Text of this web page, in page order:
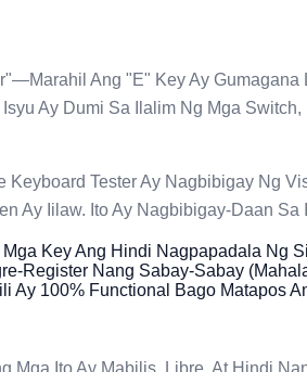
Ang "E" Key Ay Gumagana
Ay Dumi Sa Ilalim Ng Mga
Tester Ay Nagbibigay Ng
Ay Iilaw. Ito Ay Nagbibigay-Daan Sa
Key Ang Hindi Nagpapadala Ng
Register Nang Sabay-Sabay
Ay 100% Functional Bago Matapos
Mga Ito Ay Mabilis, Libre, At Hindi